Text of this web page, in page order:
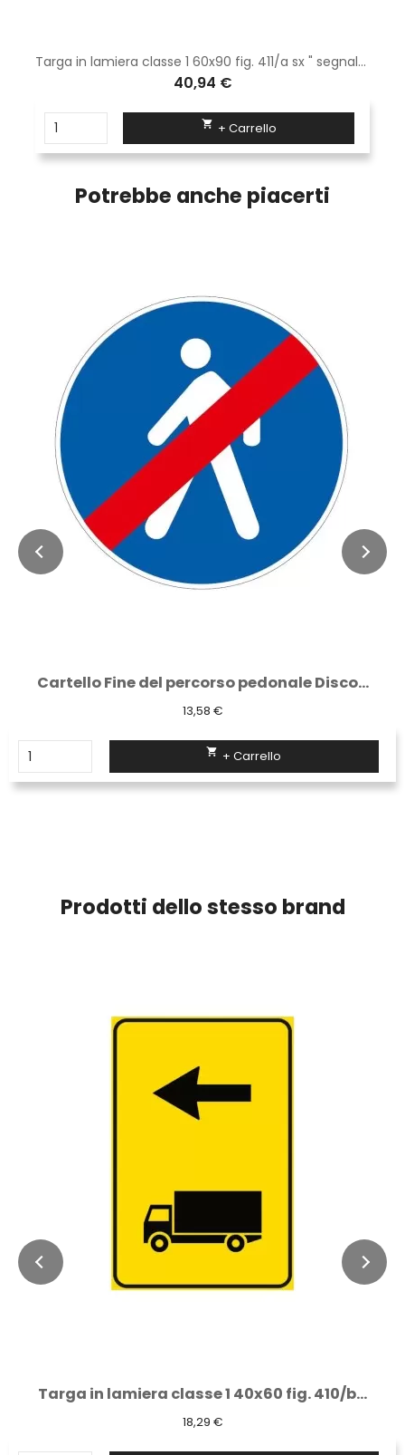
Targa in lamiera classe 1 60x90 fig. 411/a sx " segnale di corsia chiusa di sinistra "
40,94 €
 + Carrello
Potrebbe anche piacerti
Cartello Fine del percorso pedonale Disco...
13,58 €
 + Carrello
Prodotti dello stesso brand
Targa in lamiera classe 1 40x60 fig. 410/b...
18,29 €